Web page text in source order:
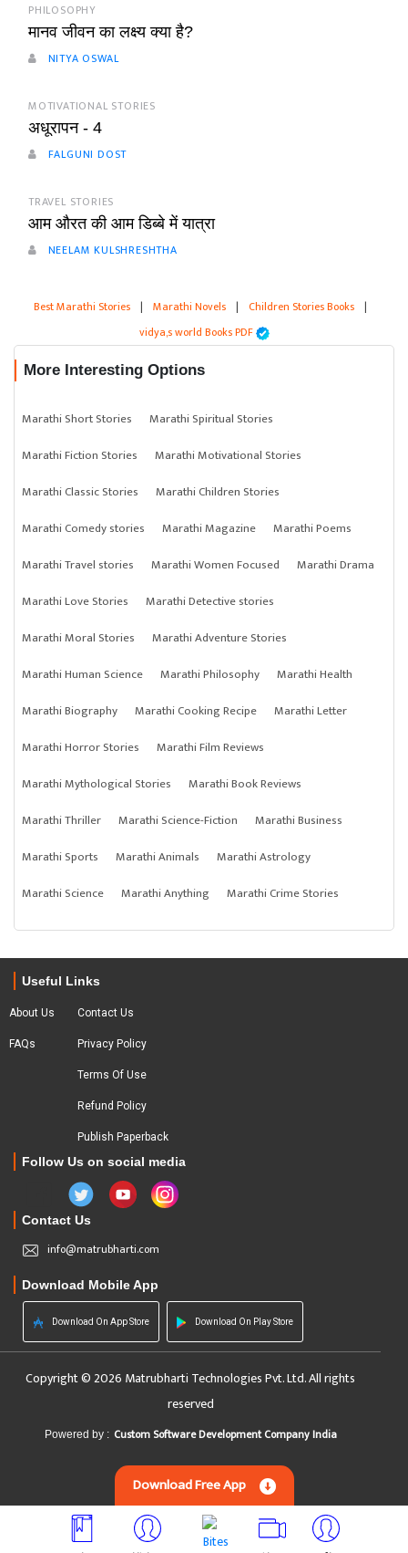
PHILOSOPHY
मानव जीवन का लक्ष्य क्या है?
NITYA OSWAL
MOTIVATIONAL STORIES
अधूरापन - 4
FALGUNI DOST
TRAVEL STORIES
आम औरत की आम डिब्बे में यात्रा
NEELAM KULSHRESHTHA
Best Marathi Stories | Marathi Novels | Children Stories Books |
vidya,s world Books PDF
More Interesting Options
Marathi Short Stories
Marathi Spiritual Stories
Marathi Fiction Stories
Marathi Motivational Stories
Marathi Classic Stories
Marathi Children Stories
Marathi Comedy stories
Marathi Magazine
Marathi Poems
Marathi Travel stories
Marathi Women Focused
Marathi Drama
Marathi Love Stories
Marathi Detective stories
Marathi Moral Stories
Marathi Adventure Stories
Marathi Human Science
Marathi Philosophy
Marathi Health
Marathi Biography
Marathi Cooking Recipe
Marathi Letter
Marathi Horror Stories
Marathi Film Reviews
Marathi Mythological Stories
Marathi Book Reviews
Marathi Thriller
Marathi Science-Fiction
Marathi Business
Marathi Sports
Marathi Animals
Marathi Astrology
Marathi Science
Marathi Anything Marathi Crime Stories
Useful Links
About Us
FAQs
Contact Us
Privacy Policy
Terms Of Use
Refund Policy
Publish Paperback
Follow Us on social media
Contact Us
info@matrubharti.com
Download Mobile App
Download On App Store Download On Play Store
Copyright © 2026 Matrubharti Technologies Pvt. Ltd. All rights
reserved
Powered by : Custom Software Development Company India
Download Free App